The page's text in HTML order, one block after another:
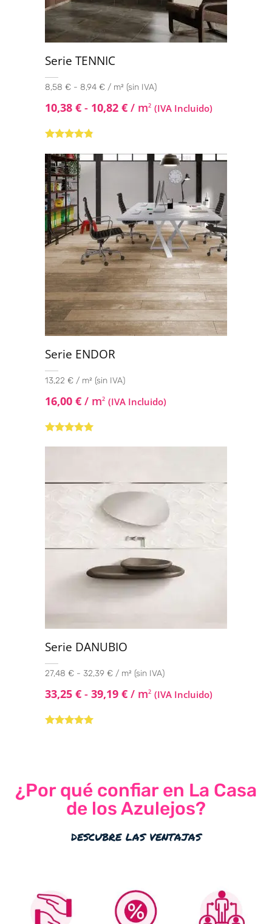
Serie TENNIC
8,58 € - 8,94 € / m² (sin IVA)
10,38 € - 10,82 € / m2 (IVA Incluido)
con4.67de
5
Serie ENDOR
13,22 € / m² (sin IVA)
16,00 € / m2 (IVA Incluido)
Serie DANUBIO
27,48 € - 32,39 € / m² (sin IVA)
33,25 € - 39,19 € / m2 (IVA Incluido)
¿Por qué confiar en La Casa
de los Azulejos?
descubre las ventajas